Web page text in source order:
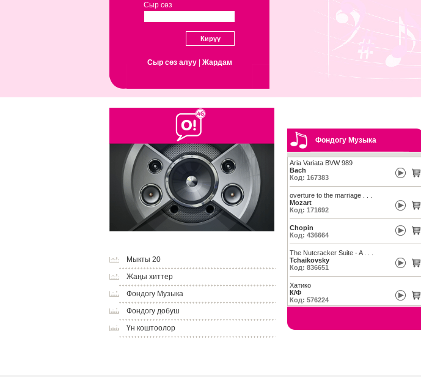
Сыр сөз
Сыр сөз алуу| Жардам
Мыкты 20
Жаңы хиттер
Фондогу Музыка
Фондогу добуш
Үн коштоолор
Фондогу Музыка
Aria Variata BVW 989
Bach
Код: 167383
overture to the marriage . . .
Mozart
Код: 171692
Chopin
Код: 436664
The Nutcracker Suite - A . . .
Tchaikovsky
Код: 836651
Хатико
К/Ф
Код: 576224